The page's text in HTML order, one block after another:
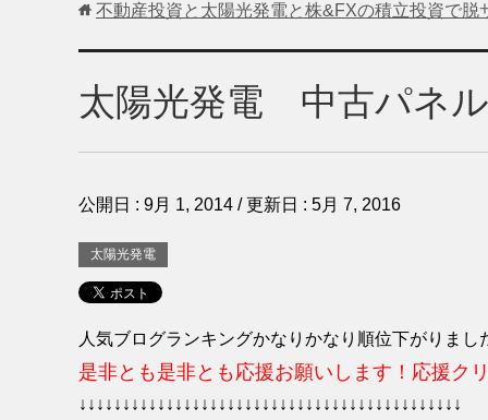
不動産投資と太陽光発電と株&FXの積立投資で脱
太陽光発電 中古パネル
公開日 : 9月 1, 2014 / 更新日 : 5月 7, 2016
太陽光発電
人気ブログランキングかなりかなり順位下がりまし
是非とも是非とも応援お願いします！ 応援ク
↓↓↓↓↓↓↓↓↓↓↓↓↓↓↓↓↓↓↓↓↓↓↓↓↓↓↓↓↓↓↓↓↓↓↓↓↓↓↓↓↓↓↓↓